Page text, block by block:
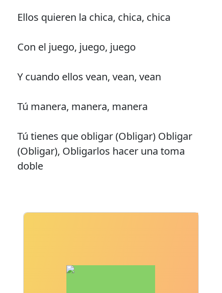
Ellos quieren la chica, chica, chica
Con el juego, juego, juego
Y cuando ellos vean, vean, vean
Tú manera, manera, manera
Tú tienes que obligar (Obligar) Obligar
(Obligar), Obligarlos hacer una toma
doble